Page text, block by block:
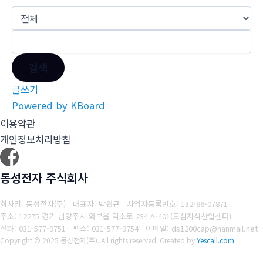
글쓰기
Powered by KBoard
이용약관
개인정보처리방침
동성전자 주식회사
회사명: 동성전자(주) 대표자: 박원규 사업자등록번호: 132-86-07871
주소: 12275 경기 남양주시 와부읍 덕소로 234 A-401(도심지식산업센터)
전화: 031-577-9751
팩스: 031-577-9754 이메일: ds1200cap@hanmail.net
Copyright © 2025 동성전자(주). All rights reserved. Created byYescall.com